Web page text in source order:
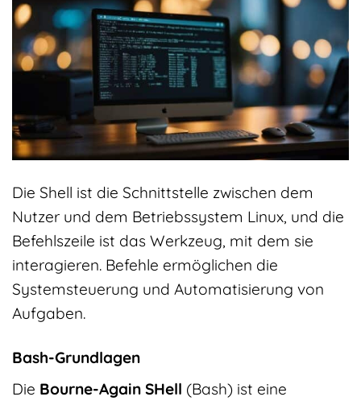
Die Shell ist die Schnittstelle zwischen dem
Nutzer und dem Betriebssystem Linux, und die
Befehlszeile ist das Werkzeug, mit dem sie
interagieren. Befehle ermöglichen die
Systemsteuerung und Automatisierung von
Aufgaben.
Bash-Grundlagen
Die Bourne-Again SHell (Bash) ist eine